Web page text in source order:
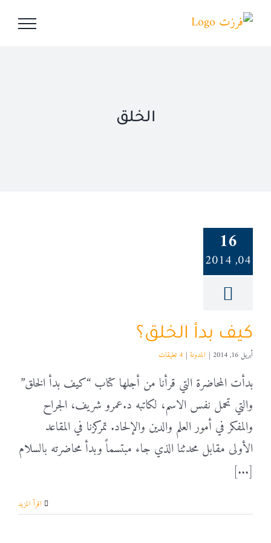
Skip
الخلق
16
04, 2014
كيف بدأ الخلق؟
أبريل 16, 2014 | المدونة | 4 تعليقات
بدأت المحاضرة التي قرأنا من أجلها كتاب “كيف بدأ الخلق”
والتي تحمل نفس الاسم، لكاتبه د.عمرو شريف، الجراح
والمفكر في أمور العلم والدين والإلحاد. تمركزنا في المقاعد
الأولى مقابل محدثنا الذي جاء مبتسماً وبدأ محاضرته بالسلام
[...]